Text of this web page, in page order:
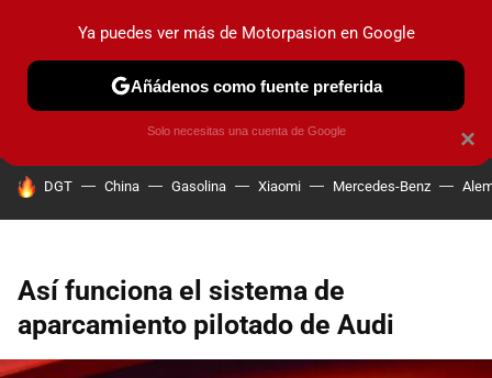
PRUEBAS COCHES ELÉCTRICOS OBSERVATORIO
HOY SE HABLA DE
DGT China Gasolina Xiaomi Mercedes-Benz
Así funciona el sistema de
aparcamiento pilotado de Audi
×
Ya puedes ver más de Motorpasion en Google
Añádenos como fuente preferida
Solo necesitas una cuenta de Google